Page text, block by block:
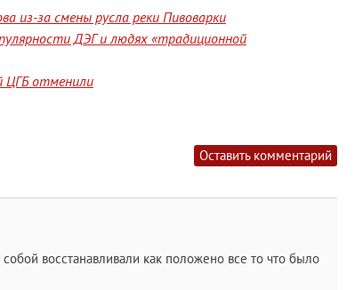
из-за смены русла реки Пивоварки
ДЭГ и людях «традиционной
ЦГБ отменили
Оставить комментарий
восстанавливали как положено все то что было